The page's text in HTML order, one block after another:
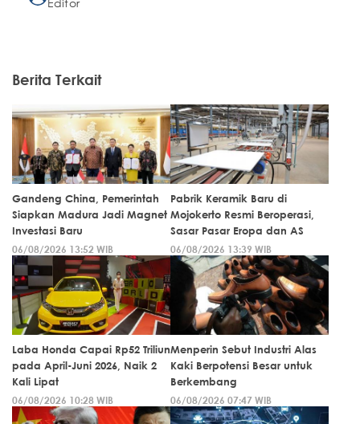
Berita Terkait
Gandeng China, Pemerintah
Siapkan Madura Jadi Magnet
Investasi Baru
06/08/2026 13:52 WIB
Pabrik Keramik Baru di
Mojokerto Resmi Beroperasi,
Sasar Pasar Eropa dan AS
06/08/2026 13:39 WIB
Laba Honda Capai Rp52 Triliun
pada April-Juni 2026, Naik 2
Kali Lipat
06/08/2026 10:28 WIB
Menperin Sebut Industri Alas
Kaki Berpotensi Besar untuk
Berkembang
06/08/2026 07:47 WIB